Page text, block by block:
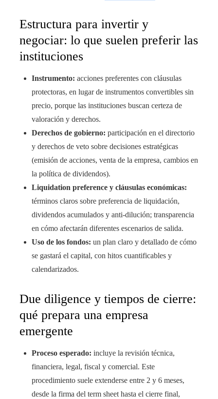
Estructura para invertir y
negociar: lo que suelen preferir las
instituciones
Instrumento: acciones preferentes con cláusulas
protectoras, en lugar de instrumentos convertibles sin
precio, porque las instituciones buscan certeza de
valoración y derechos.
Derechos de gobierno: participación en el directorio
y derechos de veto sobre decisiones estratégicas
(emisión de acciones, venta de la empresa, cambios en
la política de dividendos).
Liquidation preference y cláusulas económicas:
términos claros sobre preferencia de liquidación,
dividendos acumulados y anti-dilución; transparencia
en cómo afectarán diferentes escenarios de salida.
Uso de los fondos: un plan claro y detallado de cómo
se gastará el capital, con hitos cuantificables y
calendarizados.
Due diligence y tiempos de cierre:
qué prepara una empresa
emergente
Proceso esperado: incluye la revisión técnica,
financiera, legal, fiscal y comercial. Este
procedimiento suele extenderse entre 2 y 6 meses,
desde la firma del term sheet hasta el cierre final,